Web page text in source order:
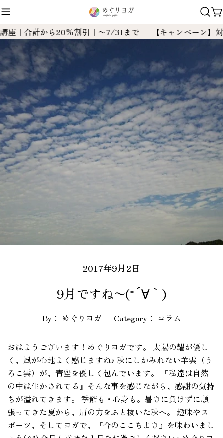
コ
ン
テ
ツ
に
ス
キ
ッ
プ
合計から20%割引｜〜7/31まで 【キャンペーン】対象
2017年9月2日
9月ですね〜(*´∀｀)
By： めぐりヨガ Category： コラム
おはようございます！めぐりヨガです。 太陽の耀が優し
く、風が心地よく感じますね♪ 秋にしかみれない羊雲（う
ろこ雲）が、青空を優しく包んでいます。 『私達は自然
の中は生かされてる』そんな事を感じながら、感謝の気持
ちが溢れてきます。 季節も・心身も。暑さに負けずに頑
張ってきた夏から、肩の力をふと抜いた秋へ。 趣味やス
ポーツ、そしてヨガで、『今のここちよさ』を味わいまし